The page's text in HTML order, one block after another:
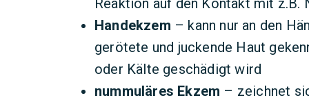
Reaktion auf den Kontakt mit
Handekzem – kann nur an den
gerötete und juckende Haut
oder Kälte geschädigt wird
nummuläres Ekzem – zeichnet